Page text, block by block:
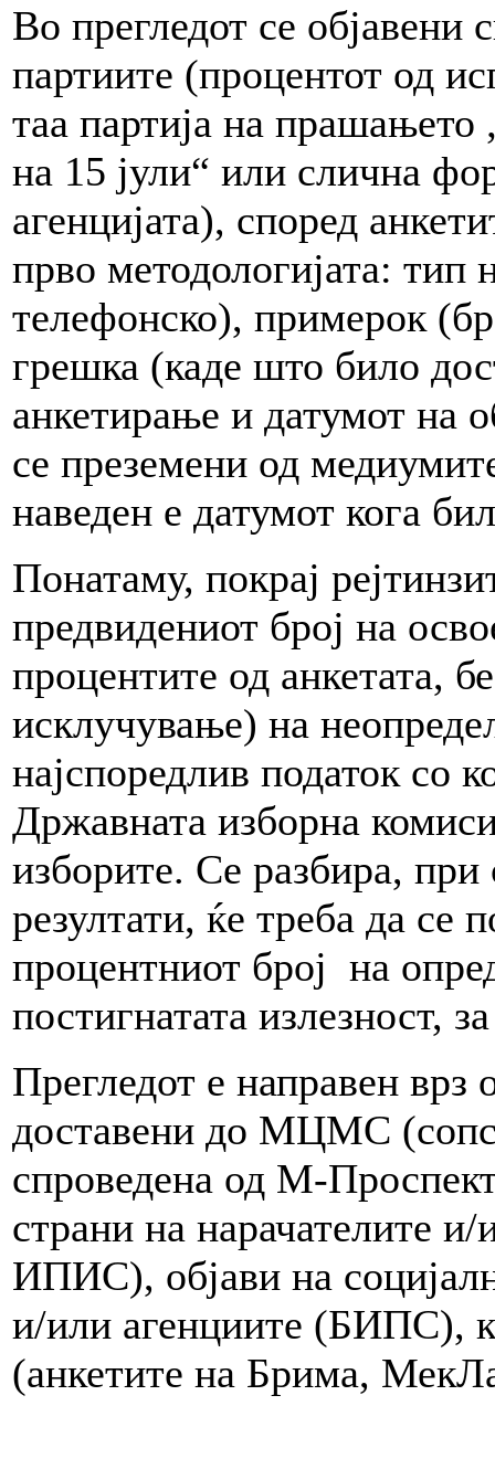
Во прегледот се објавени
партиите (процентот од
таа партија на прашањето
на 15 јули“ или слична
агенцијата), според
прво методологијата:
телефонско), примерок
грешка (каде што било
анкетирање и датумот на
се преземени од
наведен е датумот кога
Понатаму, покрај
предвидениот број на
процентите од анкетата,
исклучување) на
најспоредлив податок со
Државната изборна
изборите. Се разбира,
резултати, ќе треба да се
процентниот број на
постигнатата излезност,
Прегледот е направен
доставени до МЦМС
спроведена од М-
страни на нарачателите
ИПИС), објави на
и/или агенциите (БИПС),
(анкетите на Брима,